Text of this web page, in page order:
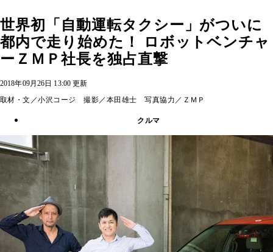
世界初「自動運転タクシー」がついに
都内で走り始めた！ ロボットベンチャ
ーＺＭＰ社長を独占直撃
2018年09月26日 13:00 更新
取材・文／小沢コージ 撮影／本田雄士 写真協力／ＺＭＰ
クルマ